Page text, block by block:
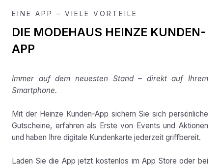
EINE APP – VIELE VORTEILE
DIE MODEHAUS HEINZE KUNDEN-
APP
Immer auf dem neuesten Stand – direkt auf Ihrem
Smartphone.
Mit der Heinze Kunden-App sichern Sie sich persönliche
Gutscheine, erfahren als Erste von Events und Aktionen
und haben Ihre digitale Kundenkarte jederzeit griffbereit.
Laden Sie die App jetzt kostenlos im App Store oder bei